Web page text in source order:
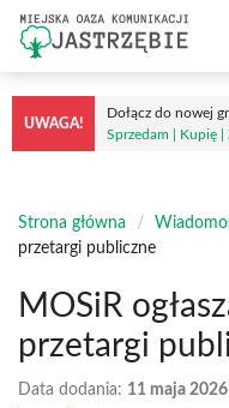
Przejdź
treści
UWAGA!
Dołącz do nowej
Sprzedam | Kupię |
Strona główna /
przetargi publiczne
MOSiR
przetargi
Data dodania: 11 maja 2026